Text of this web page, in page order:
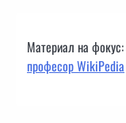
Материал на фокус:
професор WikiPedia